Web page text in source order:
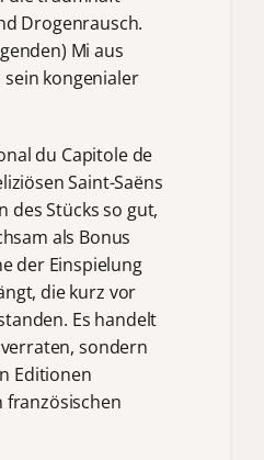
Drogenrausch.
Mi aus
sein kongenialer
du Capitole de
Saint-Saëns
des Stücks so gut,
als Bonus
der Einspielung
die kurz vor
Es handelt
sondern
Editionen
französischen